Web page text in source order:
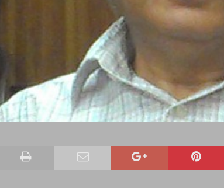
پر ایک خوب صورت اور بصیرت افروز گفتگو
[…]